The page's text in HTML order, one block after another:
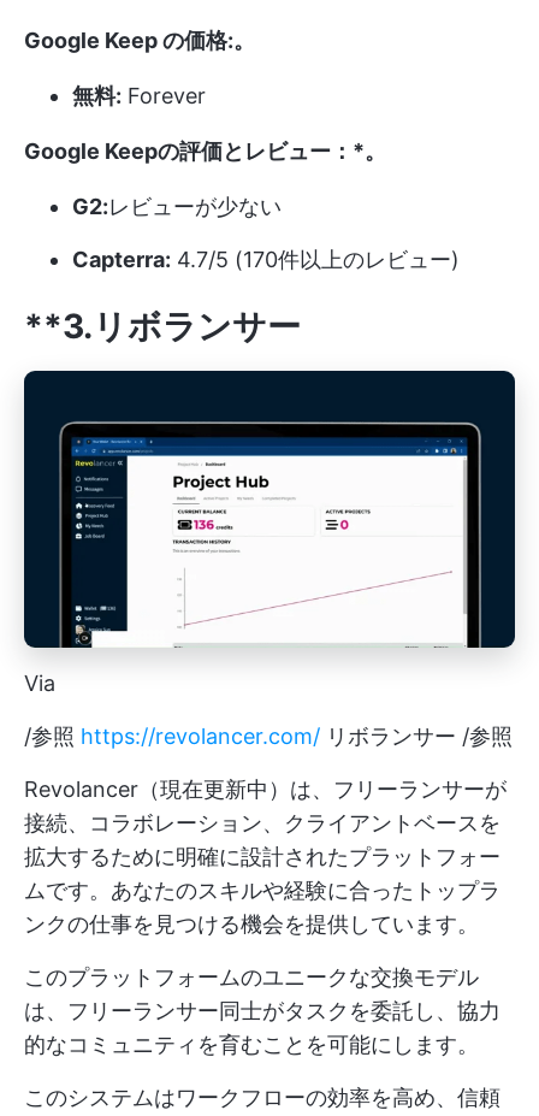
Google Keep の価格:。
無料: Forever
Google Keepの評価とレビュー：*。
G2:レビューが少ない
Capterra: 4.7/5 (170件以上のレビュー)
**3.リボランサー
Via
/参照 https://revolancer.com/ リボランサー /参照
Revolancer（現在更新中）は、フリーランサーが
接続、コラボレーション、クライアントベースを
拡大するために明確に設計されたプラットフォー
ムです。あなたのスキルや経験に合ったトップラ
ンクの仕事を見つける機会を提供しています。
このプラットフォームのユニークな交換モデル
は、フリーランサー同士がタスクを委託し、協力
的なコミュニティを育むことを可能にします。
このシステムはワークフローの効率を高め、信頼